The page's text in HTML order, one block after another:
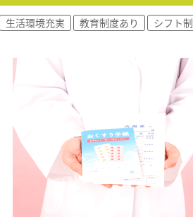
生活環境充実 教育制度あり
シフト制